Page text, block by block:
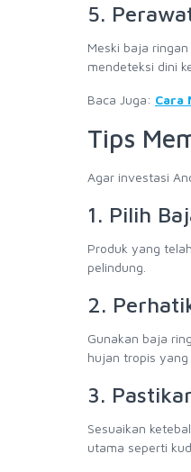
5.
Meski baja
mendeteksi dini
Baca Juga: Cara
Tips
Agar investasi
1. Pilih
Produk yang
pelindung.
2.
Gunakan baja
hujan tropis yang
3.
Sesuaikan
utama seperti